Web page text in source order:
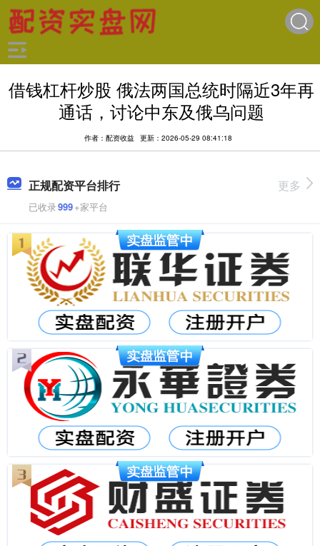
借钱杠杆炒股 俄法两国总统时隔近3年再
通话，讨论中东及俄乌问题
作者：配资收益 更新：2026-05-29 08:41:18
正规配资平台排行
已收录999+家平台
更多